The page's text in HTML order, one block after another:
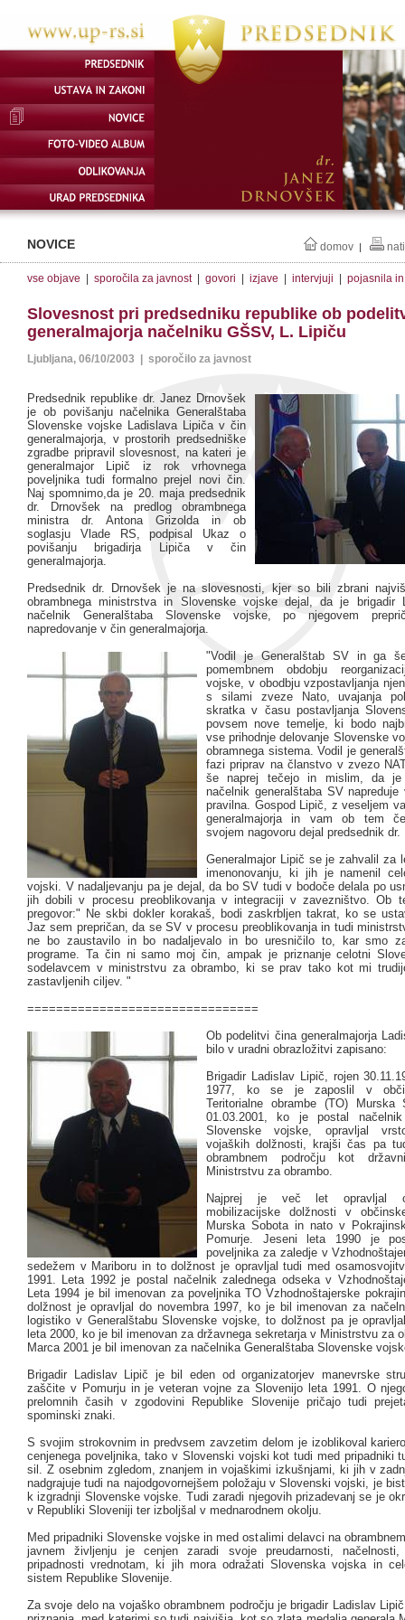
NOVICE domov |
vse objave sporočila za javnost| govori izjave intervjuji pojasnila
Slovesnost pri predsedniku republike ob
generalmajorja načelniku GŠSV, L. Lipiču
Ljubljana, 06/10/2003 | sporočilo za javnost
Predsednik republike dr. Janez Drnovšek
je ob povišanju načelnika Generalštaba
Slovenske vojske Ladislava Lipiča v čin
generalmajorja, v prostorih predsedniške
zgradbe pripravil slovesnost, na kateri je
generalmajor Lipič iz rok vrhovnega
poveljnika tudi formalno prejel novi čin.
Naj spomnimo,da je 20. maja predsednik
dr. Drnovšek na predlog obrambnega
ministra dr. Antona Grizolda in ob
soglasju Vlade RS, podpisal Ukaz o
povišanju brigadirja Lipiča v čin
generalmajorja.
Predsednik dr. Drnovšek je na slovesnosti, kjer so bili zbrani
obrambnega ministrstva in Slovenske vojske dejal, da je brigadir
načelnik Generalštaba Slovenske vojske, po njegovem
napredovanje v čin generalmajorja.
"Vodil je Generalštab SV in ga
pomembnem obdobju
vojske, v obodbju vzpostavljanja
s silami zveze Nato, uvajanja
skratka v času postavljanja
povsem nove temelje, ki bodo
vse prihodnje delovanje Slovenske
obramnega sistema. Vodil je
fazi priprav na članstvo v zvezo
še naprej tečejo in mislim, da je
načelnik generalštaba SV
pravilna. Gospod Lipič, z veseljem
generalmajorja in vam ob tem
svojem nagovoru dejal predsednik dr.
Generalmajor Lipič se je zahvalil za
imenonovanju, ki jih je namenil
vojski. V nadaljevanju pa je dejal, da bo SV tudi v bodoče delala po
jih dobili v procesu preoblikovanja v integraciji v zavezništvo. Ob
pregovor:" Ne skbi dokler korakaš, bodi zaskrbljen takrat, ko se
Jaz sem prepričan, da se SV v procesu preoblikovanja in tudi
ne bo zaustavilo in bo nadaljevalo in bo uresničilo to, kar smo
programe. Ta čin ni samo moj čin, ampak je priznanje celotni
sodelavcem v ministrstvu za obrambo, ki se prav tako kot mi
zastavljenih ciljev. "
================================
Ob podelitvi čina generalmajorja
bilo v uradni obrazložitvi zapisano:
Brigadir Ladislav Lipič, rojen
1977, ko se je zaposlil v
Teritorialne obrambe (TO) Murska
01.03.2001, ko je postal načelnik
Slovenske vojske, opravljal
vojaških dolžnosti, krajši čas pa
obrambnem področju kot
Ministrstvu za obrambo.
Najprej je več let opravljal
mobilizacijske dolžnosti v
Murska Sobota in nato v
Pomurje. Jeseni leta 1990 je
poveljnika za zaledje v
sedežem v Mariboru in to dolžnost je opravljal tudi med
1991. Leta 1992 je postal načelnik zalednega odseka v
Leta 1994 je bil imenovan za poveljnika TO Vzhodnoštajerske
dolžnost je opravljal do novembra 1997, ko je bil imenovan za
logistiko v Generalštabu Slovenske vojske, to dolžnost pa je
leta 2000, ko je bil imenovan za državnega sekretarja v Ministrstvu za
Marca 2001 je bil imenovan za načelnika Generalštaba Slovenske
Brigadir Ladislav Lipič je bil eden od organizatorjev manevrske
zaščite v Pomurju in je veteran vojne za Slovenijo leta 1991. O
prelomnih časih v zgodovini Republike Slovenije pričajo tudi
spominski znaki.
S svojim strokovnim in predvsem zavzetim delom je izoblikoval
cenjenega poveljnika, tako v Slovenski vojski kot tudi med pripadniki
sil. Z osebnim zgledom, znanjem in vojaškimi izkušnjami, ki jih v
nadgrajuje tudi na najodgovornejšem položaju v Slovenski vojski, je
k izgradnji Slovenske vojske. Tudi zaradi njegovih prizadevanj se je
v Republiki Sloveniji ter izboljšal v mednarodnem okolju.
Med pripadniki Slovenske vojske in med ostalimi delavci na
javnem življenju je cenjen zaradi svoje preudarnosti,
pripadnosti vrednotam, ki jih mora odražati Slovenska vojska in
sistem Republike Slovenije.
Za svoje delo na vojaško obrambnem področju je brigadir Ladislav